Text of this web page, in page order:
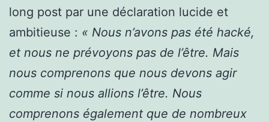
long post par une déclaration lucide et
ambitieuse : « Nous n’avons pas été hacké,
et nous ne prévoyons pas de l’être. Mais
nous comprenons que nous devons agir
comme si nous allions l’être. Nous
comprenons également que de nombreux